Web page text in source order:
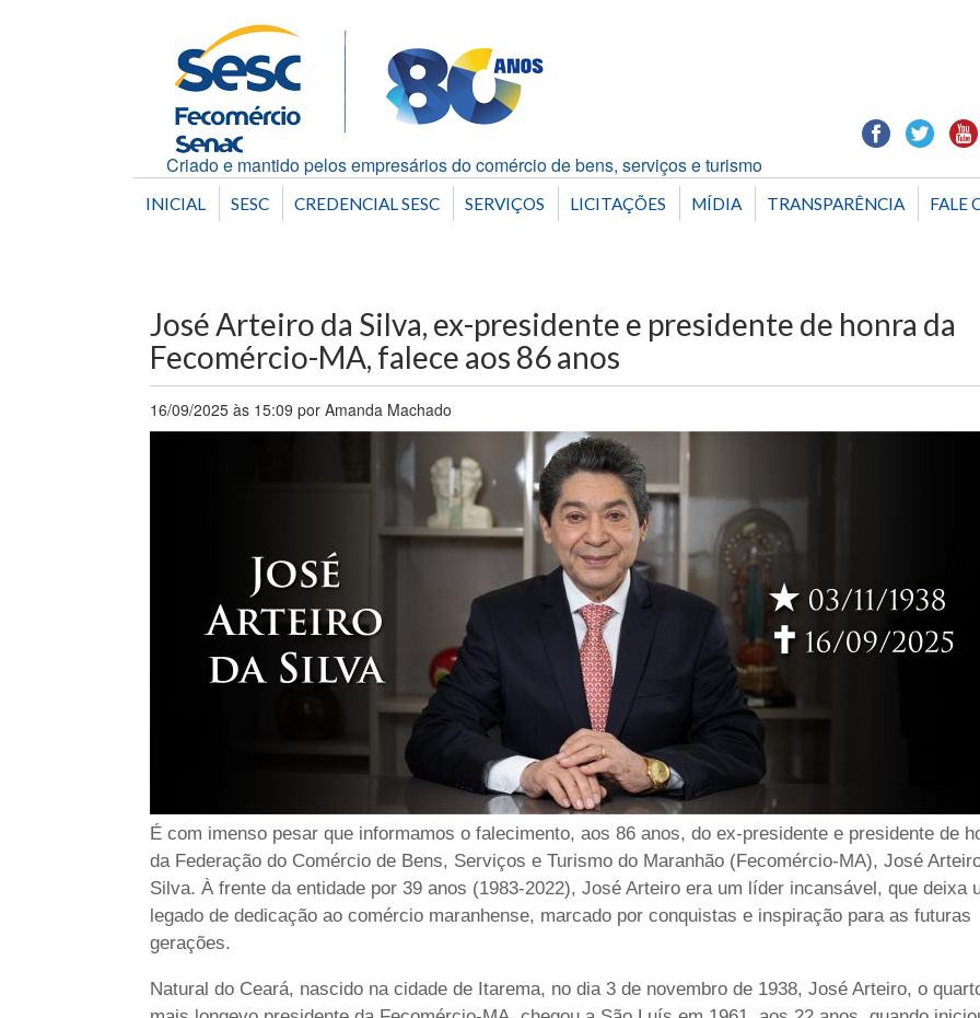
Criado e mantido pelos empresários do comércio de bens, serviços e turismo
INICIAL SESC CREDENCIAL SESC SERVIÇOS LICITAÇÕES MÍDIA TRANSPARÊNCIA FALE
José Arteiro da Silva, ex-presidente e presidente de honra da
Fecomércio-MA, falece aos 86 anos
16/09/2025 às 15:09 por Amanda Machado
É com imenso pesar que informamos o falecimento, aos 86 anos, do ex-presidente e presidente de
da Federação do Comércio de Bens, Serviços e Turismo do Maranhão (Fecomércio-MA), José
Silva. À frente da entidade por 39 anos (1983-2022), José Arteiro era um líder incansável, que deixa
legado de dedicação ao comércio maranhense, marcado por conquistas e inspiração para as futuras
gerações.
Natural do Ceará, nascido na cidade de Itarema, no dia 3 de novembro de 1938, José Arteiro, o